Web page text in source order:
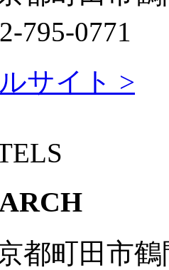
795-0771
サイト >
都町田市鶴